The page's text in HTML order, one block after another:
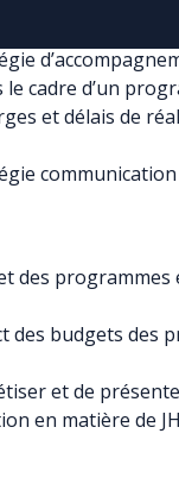
cadre d’un
et délais de
des programmes
des budgets des
et de
en matière de